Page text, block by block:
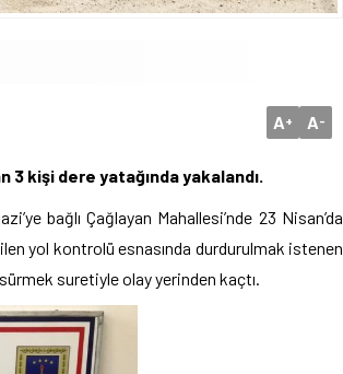
A+ A-
kişi dere yatağında yakalandı.
bağlı Çağlayan Mahallesi’nde 23 Nisan’da
yol kontrolü esnasında durdurulmak istenen
suretiyle olay yerinden kaçtı.